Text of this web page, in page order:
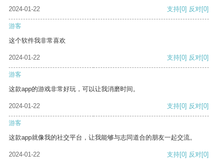
2024-01-22 支持[0] 反对[0]
游客
这个软件我非常喜欢
2024-01-22 支持[0] 反对[0]
游客
这款app的游戏非常好玩，可以让我消磨时间。
2024-01-22 支持[0] 反对[0]
游客
这款app就像我的社交平台，让我能够与志同道合的朋友一起交流。
2024-01-22 支持[0] 反对[0]